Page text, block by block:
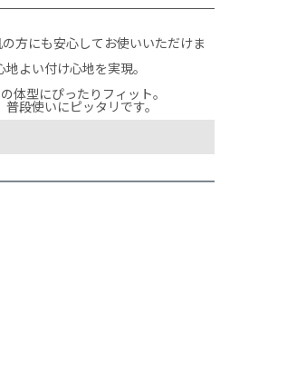
方にも安心してお使いいただけま
よい付け心地を実現。
体型にぴったりフィット。
段使いにピッタリです。